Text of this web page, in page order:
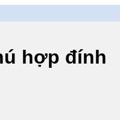
hợp đính